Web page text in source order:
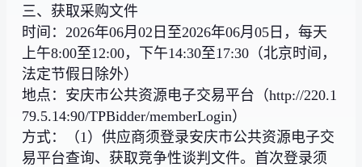
三、获取采购文件
时间：2026年06月02日至2026年06月05日，每天
上午8:00至12:00，下午14:30至17:30（北京时间，
法定节假日除外）
地点：安庆市公共资源电子交易平台（http://220.1
79.5.14:90/TPBidder/memberLogin）
方式：（1）供应商须登录安庆市公共资源电子交
易平台查询、获取竞争性谈判文件。首次登录须